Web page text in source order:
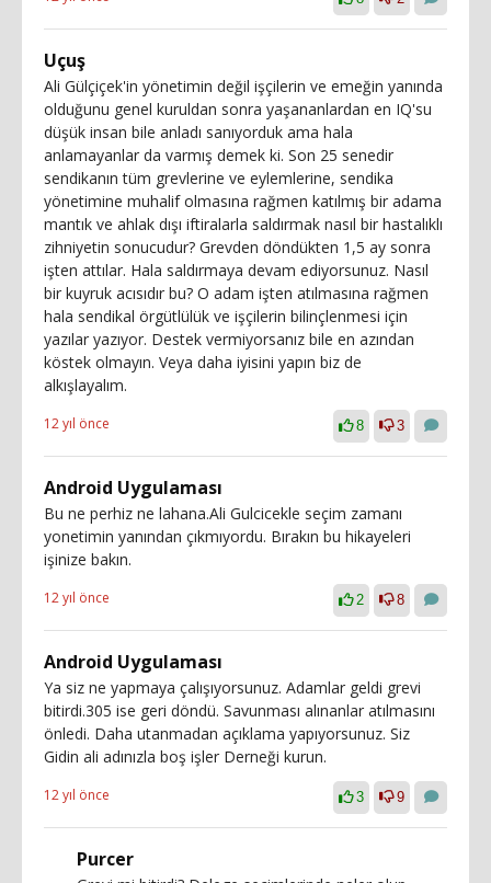
Uçuş
Ali Gülçiçek'in yönetimin değil işçilerin ve emeğin yanında
olduğunu genel kuruldan sonra yaşananlardan en IQ'su
düşük insan bile anladı sanıyorduk ama hala
anlamayanlar da varmış demek ki. Son 25 senedir
sendikanın tüm grevlerine ve eylemlerine, sendika
yönetimine muhalif olmasına rağmen katılmış bir adama
mantık ve ahlak dışı iftiralarla saldırmak nasıl bir hastalıklı
zihniyetin sonucudur? Grevden döndükten 1,5 ay sonra
işten attılar. Hala saldırmaya devam ediyorsunuz. Nasıl
bir kuyruk acısıdır bu? O adam işten atılmasına rağmen
hala sendikal örgütlülük ve işçilerin bilinçlenmesi için
yazılar yazıyor. Destek vermiyorsanız bile en azından
köstek olmayın. Veya daha iyisini yapın biz de
alkışlayalım.
12 yıl önce 8 3
Android Uygulaması
Bu ne perhiz ne lahana.Ali Gulcicekle seçim zamanı
yonetimin yanından çıkmıyordu. Bırakın bu hikayeleri
işinize bakın.
12 yıl önce 2 8
Android Uygulaması
Ya siz ne yapmaya çalışıyorsunuz. Adamlar geldi grevi
bitirdi.305 ise geri döndü. Savunması alınanlar atılmasını
önledi. Daha utanmadan açıklama yapıyorsunuz. Siz
Gidin ali adınızla boş işler Derneği kurun.
12 yıl önce 3 9
Purcer